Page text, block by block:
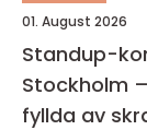
01. August 2026
Standup-
Stockholm
fyllda av